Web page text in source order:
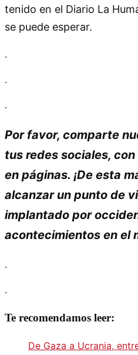
tenido en el Diario La
se puede esperar.
.
.
.
Por favor, comparte
tus redes sociales,
en páginas. ¡De esta
alcanzar un punto de
implantado por
acontecimientos en el
.
.
Te recomendamos leer:
De Gaza a Ucrania,